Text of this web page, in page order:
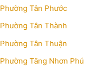
Phường Tân Phước
Phường Tân Thành
Phường Tân Thuận
Phường Tăng Nhơn Phú